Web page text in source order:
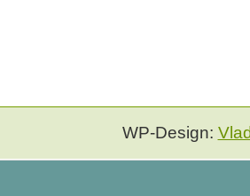
WP-Design: